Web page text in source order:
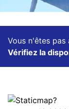
Vous n'êtes pas
Vérifiez la